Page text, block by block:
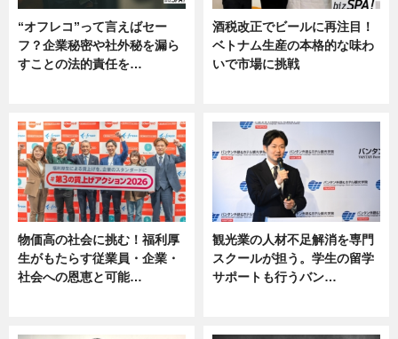
“オフレコ”って言えばセー
フ？企業秘密や社外秘を漏ら
すことの法的責任を…
酒税改正でビールに再注目！
ベトナム生産の本格的な味わ
いで市場に挑戦
物価高の社会に挑む！福利厚
生がもたらす従業員・企業・
社会への恩恵と可能…
観光業の人材不足解消を専門
スクールが担う。学生の留学
サポートも行うバン…